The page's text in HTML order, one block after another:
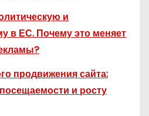
и
в ЕС. Почему это меняет
продвижения сайта:
и росту